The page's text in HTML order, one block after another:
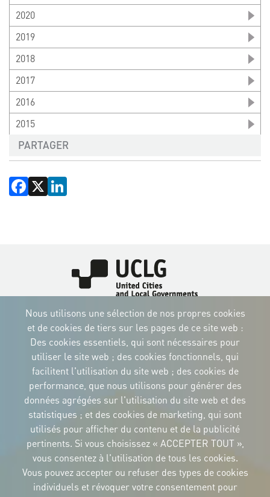
2020
2019
2018
2017
2016
2015
PARTAGER
Facebook
X
Image
ImageImage Image
Image
ImageImageImage
IDENTITÉ CORPORTATIVE
Téléchargez
les logos et le
manuel
CONTACT
Carrer Avinyó, 15
08002 Barcelona
culture@uclg.org
Nous utilisons une sélection de nos propres cookies
et de cookies de tiers sur les pages de ce site web :
Des cookies essentiels, qui sont nécessaires pour
utiliser le site web ; des cookies fonctionnels, qui
facilitent l'utilisation du site web ; des cookies de
performance, que nous utilisons pour générer des
données agrégées sur l'utilisation du site web et des
statistiques ; et des cookies de marketing, qui sont
utilisés pour afficher du contenu et de la publicité
pertinents. Si vous choisissez « ACCEPTER TOUT »,
vous consentez à l'utilisation de tous les cookies.
Vous pouvez accepter ou refuser des types de cookies
individuels et révoquer votre consentement pour